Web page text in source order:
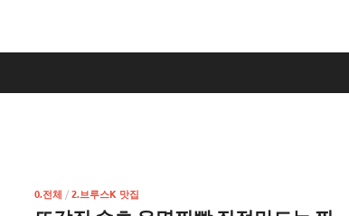
0.전체 / 2.브루스K 맛집